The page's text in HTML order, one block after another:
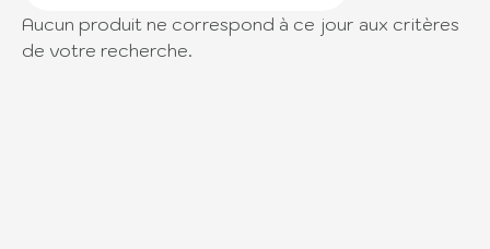
Aucun produit ne correspond à ce jour aux critères
de votre recherche.